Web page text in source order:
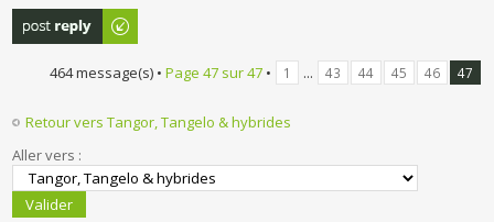
Publier une
réponse
464 message(s) • Page 47sur47• 1 ... 43 44 45 46 47
Retour vers Tangor, Tangelo & hybrides
Aller vers :